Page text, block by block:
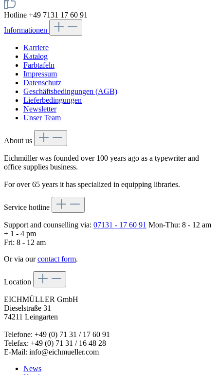
Hotline +49 7131 17 60 91
Informationen
Karriere
Katalog
Farbtafeln
Impressum
Datenschutz
Geschäftsbedingungen (AGB)
Lieferbedingungen
Newsletter
Unser Team
About us
Eichmüller was founded over 100 years ago as a typewriter and
office supplies business.
For over 65 years it has specialized in equipping libraries.
Service hotline
Support and counselling via: 07131 - 17 60 91 Mon-Thu: 8 - 12 am
+ 1 - 4 pm
Fri: 8 - 12 am
Or via ourcontact form.
Location
EICHMÜLLER GmbH
Dieselstraße 31
74211 Leingarten
Telefone: +49 (0) 71 31 / 17 60 91
Telefax: +49 (0) 71 31 / 16 48 28
E-Mail: info@eichmueller.com
News